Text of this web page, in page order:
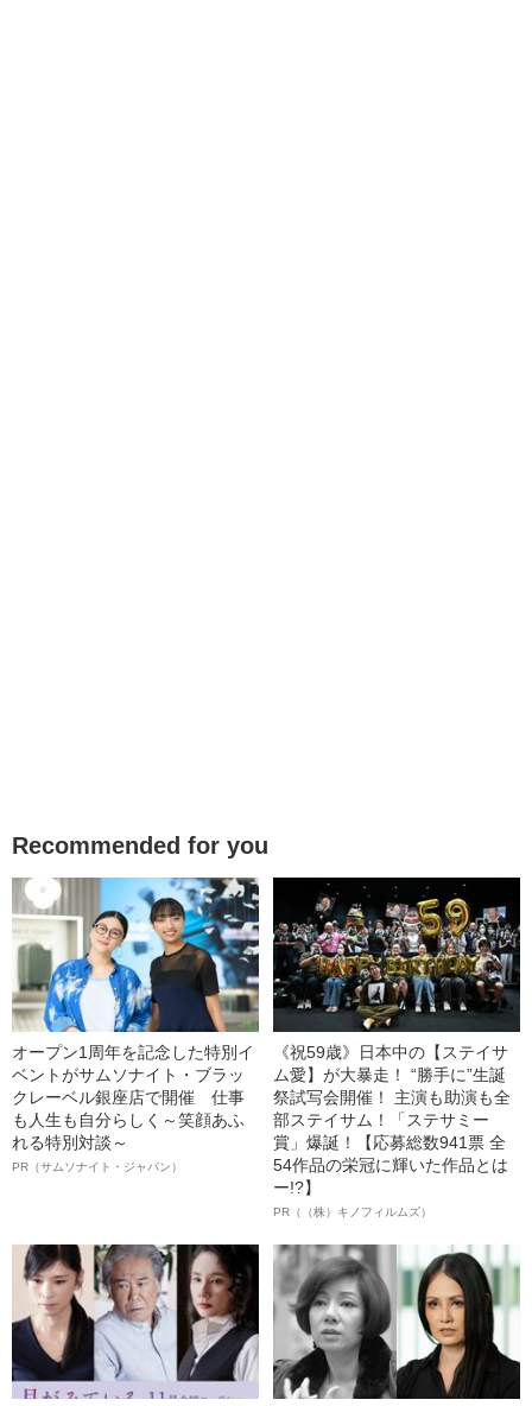
Recommended for you
オープン1周年を記念した特別イ
ベントがサムソナイト・ブラッ
クレーベル銀座店で開催 仕事
も人生も自分らしく～笑顔あふ
れる特別対談～
PR（サムソナイト・ジャパン）
《祝59歳》日本中の【ステイサ
ム愛】が大暴走！ “勝手に”生誕
祭試写会開催！ 主演も助演も全
部ステイサム！「ステサミー
賞」爆誕！【応募総数941票 全
54作品の栄冠に輝いた作品とは
ー!?】
PR（（株）キノフィルムズ）